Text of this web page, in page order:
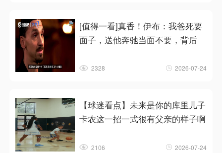
[值得一看]真香！伊布：我爸死要
面子，送他奔驰当面不要，背后
2328 2026-07-24
【球迷看点】未来是你的库里儿子
卡农这一招一式很有父亲的样子啊
2106 2026-07-24